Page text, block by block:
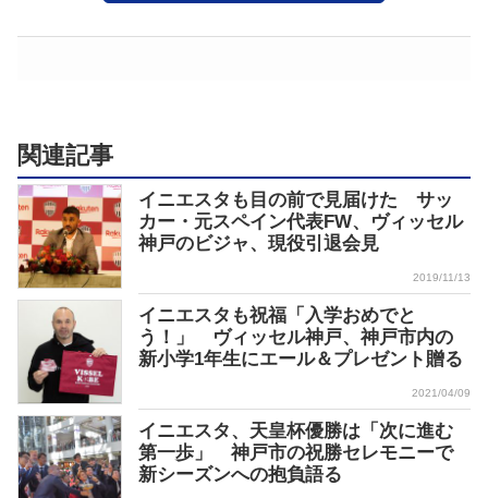
関連記事
イニエスタも目の前で見届けた サッ
カー・元スペイン代表FW、ヴィッセル
神戸のビジャ、現役引退会見
2019/11/13
イニエスタも祝福「入学おめでと
う！」 ヴィッセル神戸、神戸市内の
新小学1年生にエール＆プレゼント贈る
2021/04/09
イニエスタ、天皇杯優勝は「次に進む
第一歩」 神戸市の祝勝セレモニーで
新シーズンへの抱負語る